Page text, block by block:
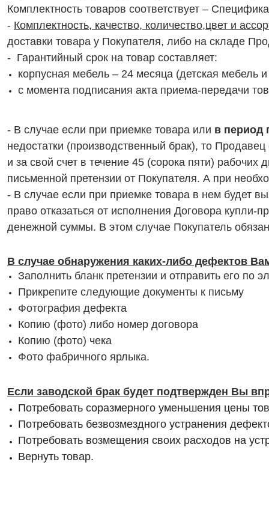
Если заводской брак будет подтвержден Вы
Потребовать соразмерного уменьшения цены
Потребовать безвозмездного устранения
Потребовать возмещения своих расходов на
Вернуть товар.
В случае обнаружения каких-либо дефектов
Заполнить бланк претензии и отправить его по
Прикрепите следующие документы к письму
Фотография дефекта
Копию (фото) либо номер договора
Копию (фото) чека
Фото фабричного ярлыка.
- В случае если при приемке товара или в период
недостатки (производственный брак), то
и за свой счет в течение 45 (сорока пяти)
письменной претензии от Покупателя. А при
- В случае если при приемке товара в нем будет
право отказаться от исполнения Договора купли-
денежной суммы. В этом случае Покупатель
Комплектность товаров соответствует –
- Комплектность, качество, количество,цвет и
доставки товара у Покупателя, либо на складе
- Гарантийный срок на товар составляет:
корпусная мебель – 24 месяца (детская
с момента подписания акта приема-передачи